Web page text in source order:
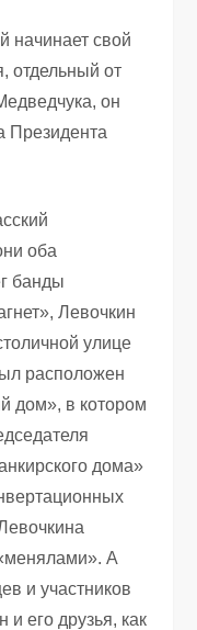
начинает свой
отдельный от
он
Президента
оба
банды
Левочкин
улице
расположен
дом», в котором
дома»
А
и участников
и его друзья, как